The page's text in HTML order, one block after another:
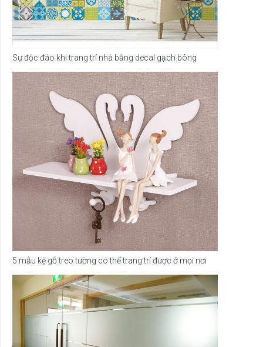
Sự độc đáo khi trang trí nhà bằng decal gạch bông
5 mẫu kệ gỗ treo tường có thể trang trí được ở mọi nơi